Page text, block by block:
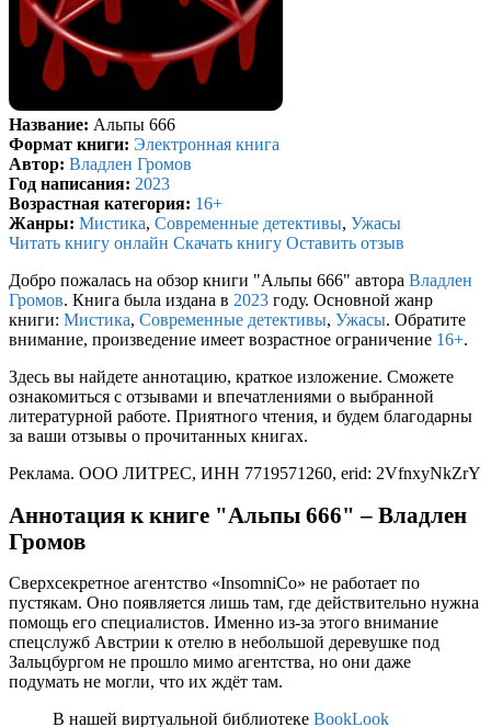
Название: Альпы 666
Формат книги: Электронная книга
Автор: Владлен Громов
Год написания: 2023
Возрастная категория: 16+
Жанры: Мистика, Современные детективы, Ужасы
Читать книгу онлайн Скачать книгу Оставить отзыв
Добро пожалась на обзор книги "Альпы 666" автора Владлен
Громов. Книга была издана в 2023 году. Основной жанр
книги: Мистика, Современные детективы, Ужасы. Обратите
внимание, произведение имеет возрастное ограничение 16+.
Здесь вы найдете аннотацию, краткое изложение. Сможете
ознакомиться с отзывами и впечатлениями о выбранной
литературной работе. Приятного чтения, и будем благодарны
за ваши отзывы о прочитанных книгах.
Реклама. ООО ЛИТРЕС, ИНН 7719571260, erid: 2VfnxyNkZrY
Аннотация к книге "Альпы 666" – Владлен
Громов
Сверхсекретное агентство «InsomniCo» не работает по
пустякам. Оно появляется лишь там, где действительно нужна
помощь его специалистов. Именно из-за этого внимание
спецслужб Австрии к отелю в небольшой деревушке под
Зальцбургом не прошло мимо агентства, но они даже
подумать не могли, что их ждёт там.
В нашей виртуальной библиотеке BookLook